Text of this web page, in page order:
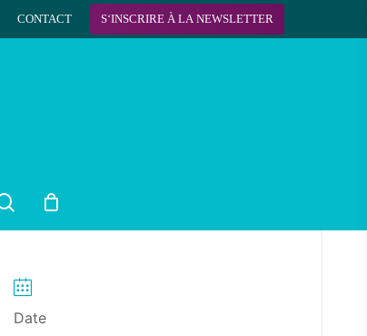
CONTACT S‘INSCRIRE À LA NEWSLETTER
search
Date